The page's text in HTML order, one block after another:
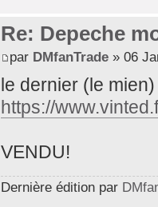
Re: Depeche
par DMfanTrade» 06
le dernier (le mien)
https://
VENDU!
Dernière édition par